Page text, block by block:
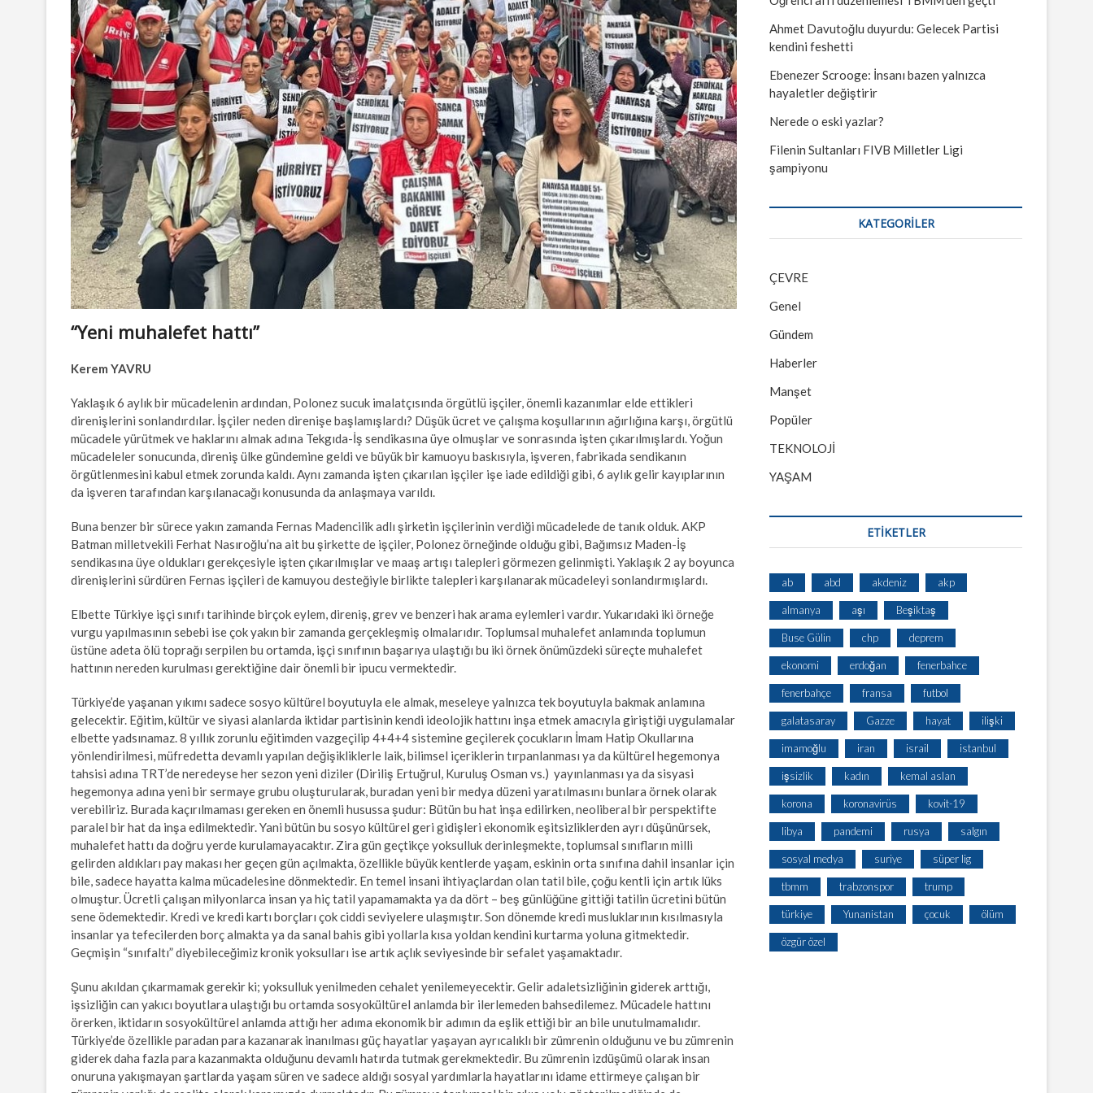
“Yeni muhalefet hattı”
Kerem YAVRU
Yaklaşık 6 aylık bir mücadelenin ardından, Polonez sucuk imalatçısında örgütlü işçiler, önemli kazanımlar elde ettikleri
direnişlerini sonlandırdılar. İşçiler neden direnişe başlamışlardı? Düşük ücret ve çalışma koşullarının ağırlığına karşı, örgütlü
mücadele yürütmek ve haklarını almak adına Tekgıda-İş sendikasına üye olmuşlar ve sonrasında işten çıkarılmışlardı. Yoğun
mücadeleler sonucunda, direniş ülke gündemine geldi ve büyük bir kamuoyu baskısıyla, işveren, fabrikada sendikanın
örgütlenmesini kabul etmek zorunda kaldı. Aynı zamanda işten çıkarılan işçiler işe iade edildiği gibi, 6 aylık gelir kayıplarının
da işveren tarafından karşılanacağı konusunda da anlaşmaya varıldı.
Buna benzer bir sürece yakın zamanda Fernas Madencilik adlı şirketin işçilerinin verdiği mücadelede de tanık olduk. AKP
Batman milletvekili Ferhat Nasıroğlu’na ait bu şirkette de işçiler, Polonez örneğinde olduğu gibi, Bağımsız Maden-İş
sendikasına üye oldukları gerekçesiyle işten çıkarılmışlar ve maaş artışı talepleri görmezen gelinmişti. Yaklaşık 2 ay boyunca
direnişlerini sürdüren Fernas işçileri de kamuyou desteğiyle birlikte talepleri karşılanarak mücadeleyi sonlandırmışlardı.
Elbette Türkiye işçi sınıfı tarihinde birçok eylem, direniş, grev ve benzeri hak arama eylemleri vardır. Yukarıdaki iki örneğe
vurgu yapılmasının sebebi ise çok yakın bir zamanda gerçekleşmiş olmalarıdır. Toplumsal muhalefet anlamında toplumun
üstüne adeta ölü toprağı serpilen bu ortamda, işçi sınıfının başarıya ulaştığı bu iki örnek önümüzdeki süreçte muhalefet
hattının nereden kurulması gerektiğine dair önemli bir ipucu vermektedir.
Türkiye’de yaşanan yıkımı sadece sosyo kültürel boyutuyla ele almak, meseleye yalnızca tek boyutuyla bakmak anlamına
gelecektir. Eğitim, kültür ve siyasi alanlarda iktidar partisinin kendi ideolojik hattını inşa etmek amacıyla giriştiği uygulamalar
elbette yadsınamaz. 8 yıllık zorunlu eğitimden vazgeçilip 4+4+4 sistemine geçilerek çocukların İmam Hatip Okullarına
yönlendirilmesi, müfredetta devamlı yapılan değişikliklerle laik, bilimsel içeriklerin tırpanlanması ya da kültürel hegemonya
tahsisi adına TRT’de neredeyse her sezon yeni diziler (Diriliş Ertuğrul, Kuruluş Osman vs.) yayınlanması ya da sisyasi
hegemonya adına yeni bir sermaye grubu oluşturularak, buradan yeni bir medya düzeni yaratılmasını bunlara örnek olarak
verebiliriz. Burada kaçırılmaması gereken en önemli husussa şudur: Bütün bu hat inşa edilirken, neoliberal bir perspektifte
paralel bir hat da inşa edilmektedir. Yani bütün bu sosyo kültürel geri gidişleri ekonomik eşitsizliklerden ayrı düşünürsek,
muhalefet hattı da doğru yerde kurulamayacaktır. Zira gün geçtikçe yoksulluk derinleşmekte, toplumsal sınıfların milli
gelirden aldıkları pay makası her geçen gün açılmakta, özellikle büyük kentlerde yaşam, eskinin orta sınıfına dahil insanlar için
bile, sadece hayatta kalma mücadelesine dönmektedir. En temel insani ihtiyaçlardan olan tatil bile, çoğu kentli için artık lüks
olmuştur. Ücretli çalışan milyonlarca insan ya hiç tatil yapamamakta ya da dört – beş günlüğüne gittiği tatilin ücretini bütün
sene ödemektedir. Kredi ve kredi kartı borçları çok ciddi seviyelere ulaşmıştır. Son dönemde kredi musluklarının kısılmasıyla
insanlar ya tefecilerden borç almakta ya da sanal bahis gibi yollarla kısa yoldan kendini kurtarma yoluna gitmektedir.
Geçmişin “sınıfaltı” diyebileceğimiz kronik yoksulları ise artık açlık seviyesinde bir sefalet yaşamaktadır.
Şunu akıldan çıkarmamak gerekir ki; yoksulluk yenilmeden cehalet yenilemeyecektir. Gelir adaletsizliğinin giderek arttığı,
işsizliğin can yakıcı boyutlara ulaştığı bu ortamda sosyokültürel anlamda bir ilerlemeden bahsedilemez. Mücadele hattını
örerken, iktidarın sosyokültürel anlamda attığı her adıma ekonomik bir adımın da eşlik ettiği bir an bile unutulmamalıdır.
Türkiye’de özellikle paradan para kazanarak inanılması güç hayatlar yaşayan ayrıcalıklı bir zümrenin olduğunu ve bu zümrenin
giderek daha fazla para kazanmakta olduğunu devamlı hatırda tutmak gerekmektedir. Bu zümrenin izdüşümü olarak insan
onuruna yakışmayan şartlarda yaşam süren ve sadece aldığı sosyal yardımlarla hayatlarını idame ettirmeye çalışan bir
Ahmet Davutoğlu duyurdu: Gelecek Partisi
kendini feshetti
Ebenezer Scrooge: İnsanı bazen yalnızca
hayaletler değiştirir
Nerede o eski yazlar?
Filenin Sultanları FIVB Milletler Ligi
şampiyonu
KATEGORILER
ÇEVRE
Genel
Gündem
Haberler
Manşet
Popüler
TEKNOLOJİ
YAŞAM
ETİKETLER
ab abd akdeniz akp
almanya aşı Beşiktaş
Buse Gülin chp deprem
ekonomi erdoğan fenerbahce
fenerbahçe fransa futbol
galatasaray Gazze hayat ilişki
imamoğlu iran israil istanbul
işsizlik kadın kemal aslan
korona koronavirüs kovit-19
libya pandemi rusya salgın
sosyal medya suriye süper lig
tbmm trabzonspor trump
türkiye Yunanistan çocuk ölüm
özgür özel